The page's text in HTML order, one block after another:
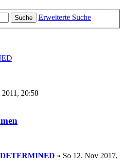
Suche
Erweiterte Suche
20:58
» So 12. Nov 2017,